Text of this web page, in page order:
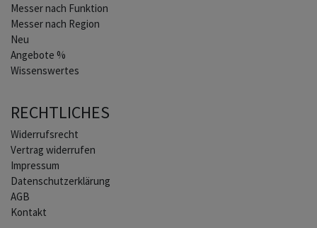
Messer nach Funktion
Messer nach Region
Neu
Angebote %
Wissenswertes
RECHTLICHES
Widerrufs­recht
Vertrag widerrufen
Impressum
Daten­schutz­erklärung
AGB
Kontakt